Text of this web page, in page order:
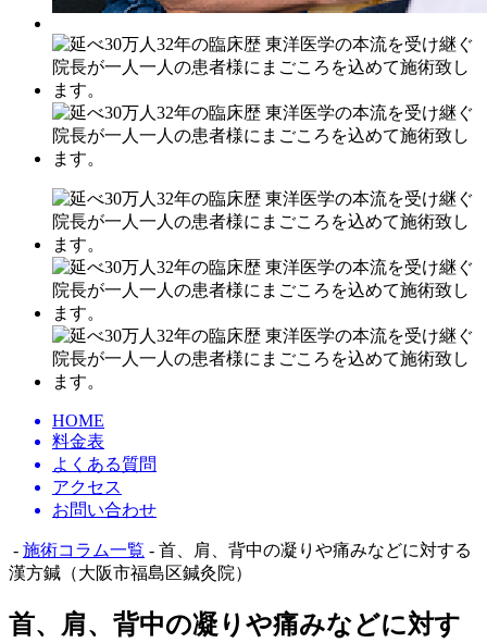
HOME
料金表
よくある質問
アクセス
お問い合わせ
- 施術コラム一覧 - 首、肩、背中の凝りや痛みなどに対する
漢方鍼（大阪市福島区鍼灸院）
首、肩、背中の凝りや痛みなどに対す